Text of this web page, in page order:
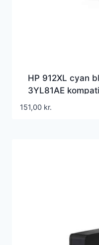
HP 912XL cyan
3YL81AE
151,00 kr.